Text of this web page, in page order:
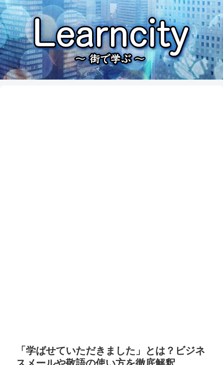
「学ばせていただきました」とは？ビジネ